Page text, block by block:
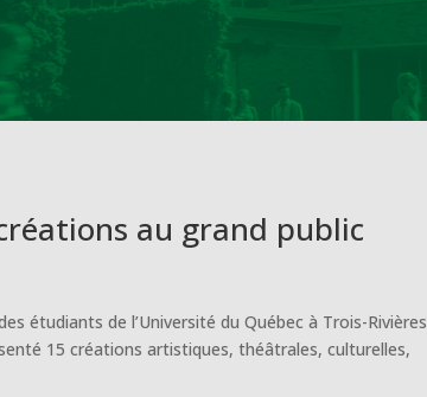
au grand public
étudiants de l’Université du Québec à Trois-Rivières
15 créations artistiques, théâtrales, culturelles,